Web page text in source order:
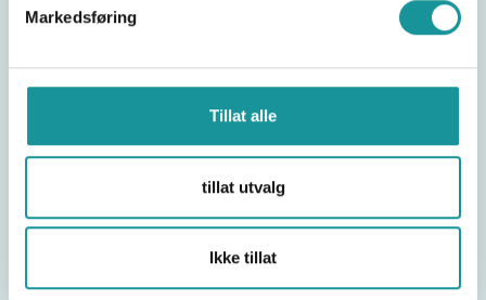
Markedsføring
Tillat alle
tillat utvalg
Ikke tillat
NKF lovverk